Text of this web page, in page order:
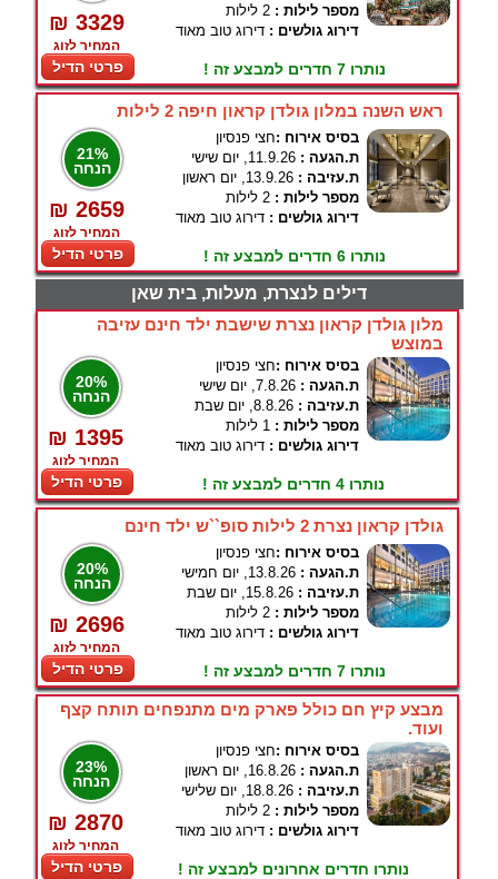
₪ 3329
המחיר לזוג
פרטי הדיל
מספר לילות : 2 לילות
דירוג גולשים : דירוג טוב מאוד
נותרו 7 חדרים למבצע זה !
ראש השנה במלון גולדן קראון חיפה 2 לילות
21%
הנחה
₪ 2659
המחיר לזוג
פרטי הדיל
בסיס אירוח :חצי פנסיון
ת.הגעה : 11.9.26, יום שישי
ת.עזיבה : 13.9.26, יום ראשון
מספר לילות : 2 לילות
דירוג גולשים : דירוג טוב מאוד
נותרו 6 חדרים למבצע זה !
דילים לנצרת, מעלות, בית שאן
מלון גולדן קראון נצרת שישבת ילד חינם עזיבה
במוצש
20%
הנחה
₪ 1395
המחיר לזוג
פרטי הדיל
בסיס אירוח :חצי פנסיון
ת.הגעה : 7.8.26, יום שישי
ת.עזיבה : 8.8.26, יום שבת
מספר לילות : 1 לילות
דירוג גולשים : דירוג טוב מאוד
נותרו 4 חדרים למבצע זה !
גולדן קראון נצרת 2 לילות סופ``ש ילד חינם
20%
הנחה
₪ 2696
המחיר לזוג
פרטי הדיל
בסיס אירוח :חצי פנסיון
ת.הגעה : 13.8.26, יום חמישי
ת.עזיבה : 15.8.26, יום שבת
מספר לילות : 2 לילות
דירוג גולשים : דירוג טוב מאוד
נותרו 7 חדרים למבצע זה !
מבצע קיץ חם כולל פארק מים מתנפחים תותח קצף
ועוד.
23%
הנחה
₪ 2870
המחיר לזוג
פרטי הדיל
בסיס אירוח :חצי פנסיון
ת.הגעה : 16.8.26, יום ראשון
ת.עזיבה : 18.8.26, יום שלישי
מספר לילות : 2 לילות
דירוג גולשים : דירוג טוב מאוד
נותרו חדרים אחרונים למבצע זה !